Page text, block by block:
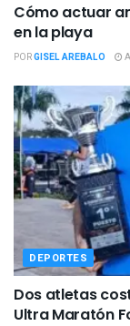
Cómo actuar
en la playa
PORGISEL AREBALO
DEPORTES
Dos atletas
Ultra Maratón